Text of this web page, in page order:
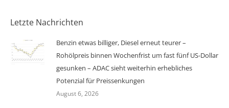
Letzte Nachrichten
Benzin etwas billiger, Diesel erneut teurer –
Rohölpreis binnen Wochenfrist um fast fünf US-Dollar
gesunken – ADAC sieht weiterhin erhebliches
Potenzial für Preissenkungen
August 6, 2026